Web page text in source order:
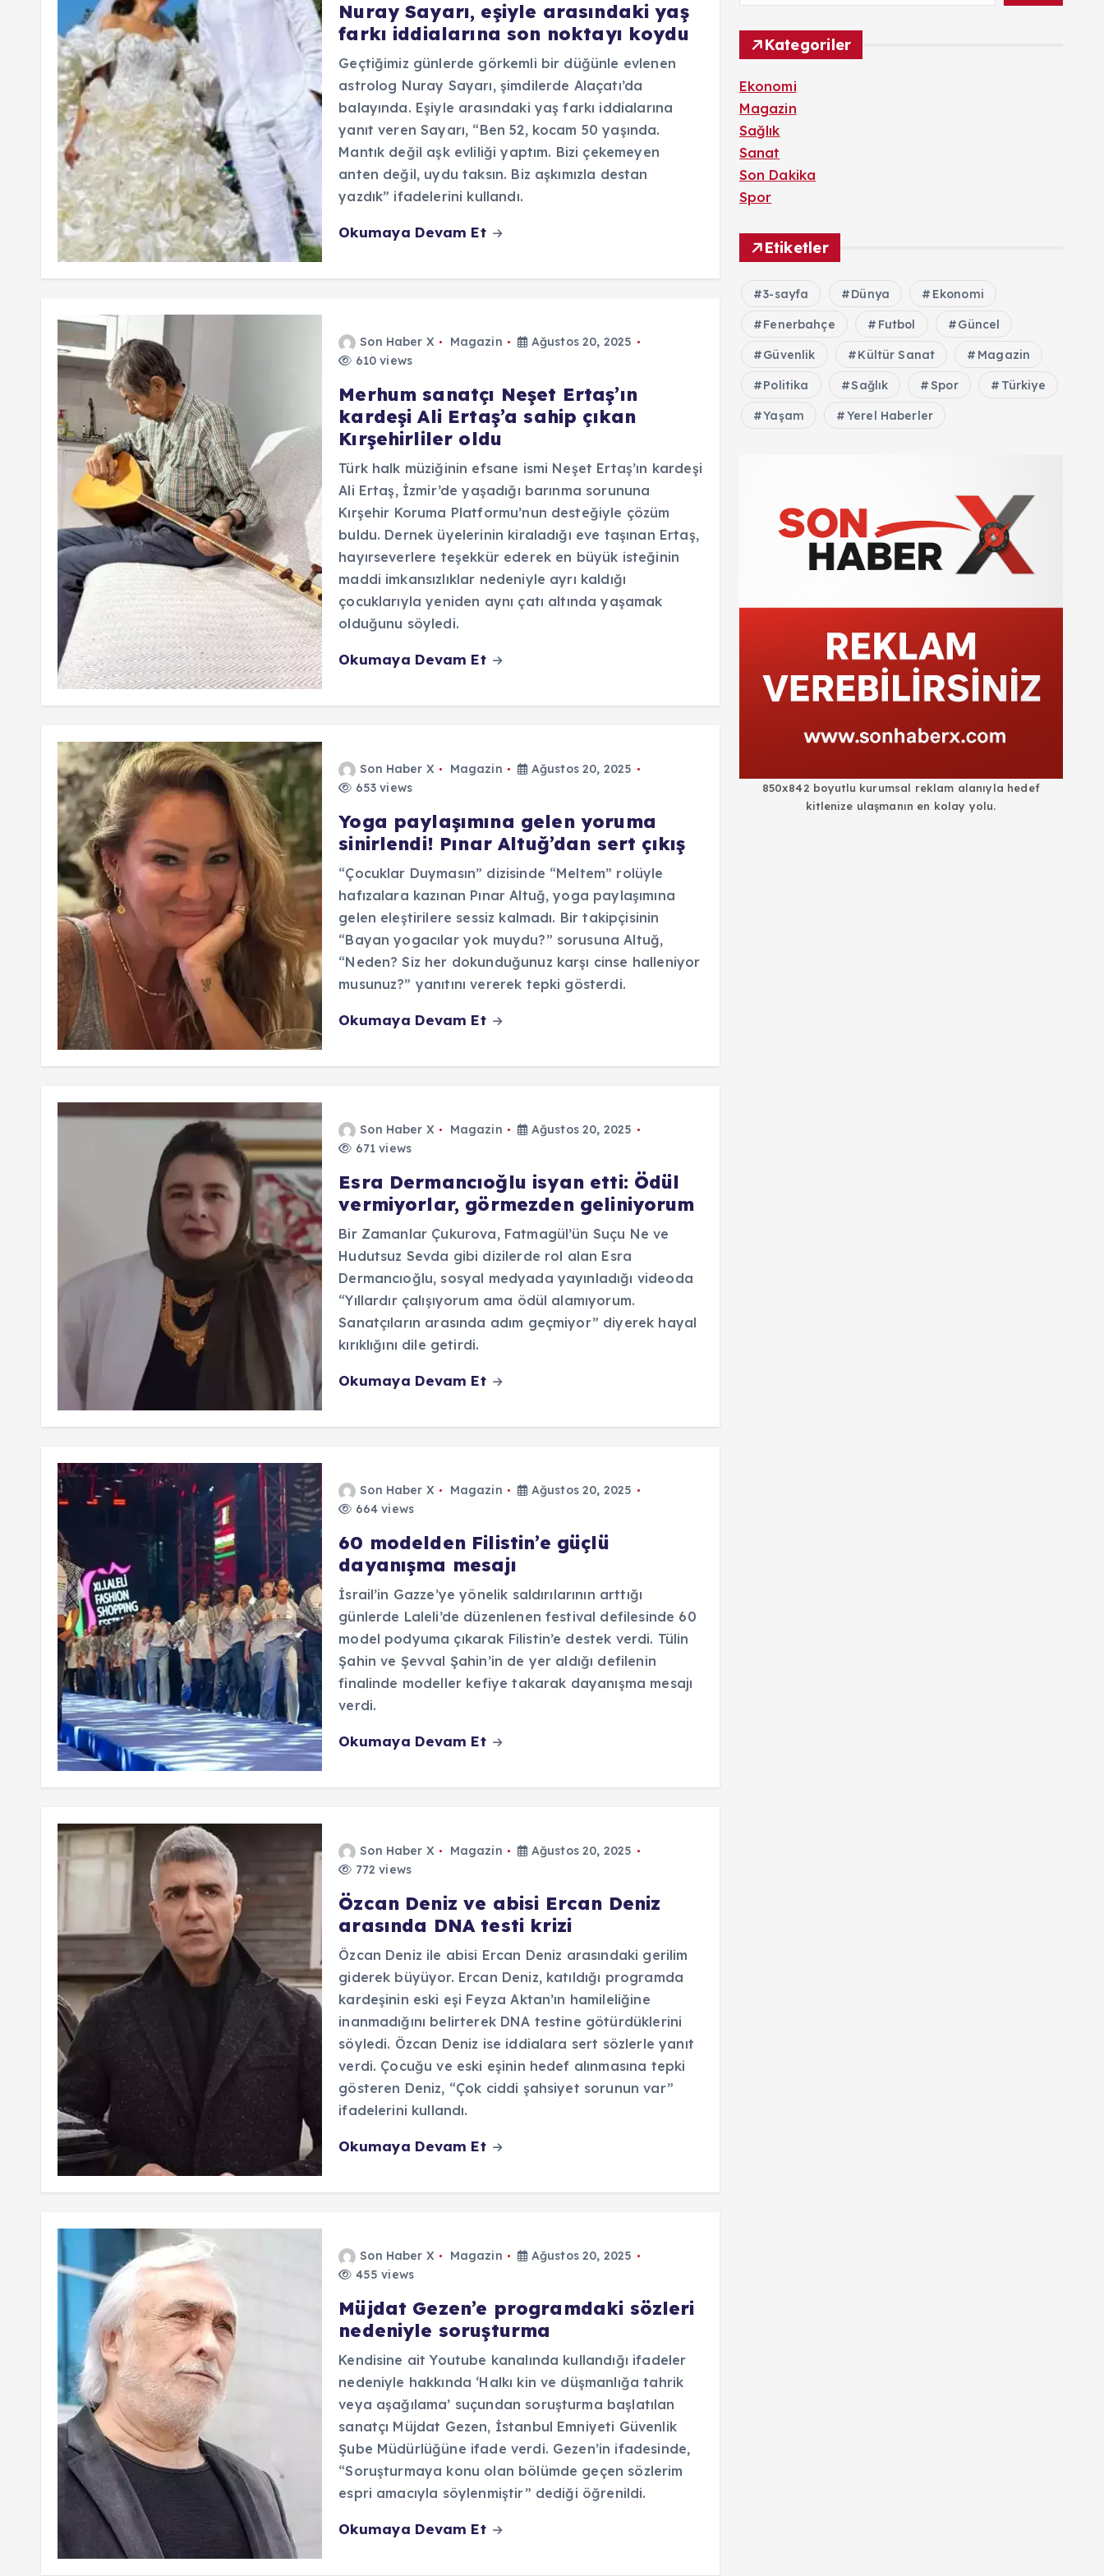
Nuray Sayarı, eşiyle arasındaki yaş
farkı iddialarına son noktayı koydu
Geçtiğimiz günlerde görkemli bir düğünle evlenen
astrolog Nuray Sayarı, şimdilerde Alaçatı’da
balayında. Eşiyle arasındaki yaş farkı iddialarına
yanıt veren Sayarı, “Ben 52, kocam 50 yaşında.
Mantık değil aşk evliliği yaptım. Bizi çekemeyen
anten değil, uydu taksın. Biz aşkımızla destan
yazdık” ifadelerini kullandı.
Okumaya Devam Et
Son Haber X Magazin
Ağustos 20, 2025
610 views
Merhum sanatçı Neşet Ertaş’ın
kardeşi Ali Ertaş’a sahip çıkan
Kırşehirliler oldu
Türk halk müziğinin efsane ismi Neşet Ertaş’ın kardeşi
Ali Ertaş, İzmir’de yaşadığı barınma sorununa
Kırşehir Koruma Platformu’nun desteğiyle çözüm
buldu. Dernek üyelerinin kiraladığı eve taşınan Ertaş,
hayırseverlere teşekkür ederek en büyük isteğinin
maddi imkansızlıklar nedeniyle ayrı kaldığı
çocuklarıyla yeniden aynı çatı altında yaşamak
olduğunu söyledi.
Okumaya Devam Et
Son Haber X Magazin
Ağustos 20, 2025
653 views
Yoga paylaşımına gelen yoruma
sinirlendi! Pınar Altuğ’dan sert çıkış
“Çocuklar Duymasın” dizisinde “Meltem” rolüyle
hafızalara kazınan Pınar Altuğ, yoga paylaşımına
gelen eleştirilere sessiz kalmadı. Bir takipçisinin
“Bayan yogacılar yok muydu?” sorusuna Altuğ,
“Neden? Siz her dokunduğunuz karşı cinse halleniyor
musunuz?” yanıtını vererek tepki gösterdi.
Okumaya Devam Et
Son Haber X Magazin
Ağustos 20, 2025
671 views
Esra Dermancıoğlu isyan etti: Ödül
vermiyorlar, görmezden geliniyorum
Bir Zamanlar Çukurova, Fatmagül’ün Suçu Ne ve
Hudutsuz Sevda gibi dizilerde rol alan Esra
Dermancıoğlu, sosyal medyada yayınladığı videoda
“Yıllardır çalışıyorum ama ödül alamıyorum.
Sanatçıların arasında adım geçmiyor” diyerek hayal
kırıklığını dile getirdi.
Okumaya Devam Et
Son Haber X Magazin
Ağustos 20, 2025
664 views
60 modelden Filistin’e güçlü
dayanışma mesajı
İsrail’in Gazze’ye yönelik saldırılarının arttığı
günlerde Laleli’de düzenlenen festival defilesinde 60
model podyuma çıkarak Filistin’e destek verdi. Tülin
Şahin ve Şevval Şahin’in de yer aldığı defilenin
finalinde modeller kefiye takarak dayanışma mesajı
verdi.
Okumaya Devam Et
Son Haber X Magazin
Ağustos 20, 2025
772 views
Özcan Deniz ve abisi Ercan Deniz
arasında DNA testi krizi
Özcan Deniz ile abisi Ercan Deniz arasındaki gerilim
giderek büyüyor. Ercan Deniz, katıldığı programda
kardeşinin eski eşi Feyza Aktan’ın hamileliğine
inanmadığını belirterek DNA testine götürdüklerini
söyledi. Özcan Deniz ise iddialara sert sözlerle yanıt
verdi. Çocuğu ve eski eşinin hedef alınmasına tepki
gösteren Deniz, “Çok ciddi şahsiyet sorunun var”
ifadelerini kullandı.
Okumaya Devam Et
Son Haber X Magazin
Ağustos 20, 2025
455 views
Müjdat Gezen’e programdaki sözleri
nedeniyle soruşturma
Kendisine ait Youtube kanalında kullandığı ifadeler
nedeniyle hakkında ‘Halkı kin ve düşmanlığa tahrik
veya aşağılama’ suçundan soruşturma başlatılan
sanatçı Müjdat Gezen, İstanbul Emniyeti Güvenlik
Şube Müdürlüğüne ifade verdi. Gezen’in ifadesinde,
“Soruşturmaya konu olan bölümde geçen sözlerim
espri amacıyla söylenmiştir” dediği öğrenildi.
Okumaya Devam Et
Kategoriler
Ekonomi
Magazin
Sağlık
Sanat
Son Dakika
Spor
Etiketler
3-sayfa Dünya Ekonomi
Fenerbahçe Futbol Güncel
Güvenlik Kültür Sanat Magazin
Politika Sağlık Spor Türkiye
Yaşam Yerel Haberler
850x842 boyutlu kurumsal reklam alanıyla hedef
kitlenize ulaşmanın en kolay yolu.